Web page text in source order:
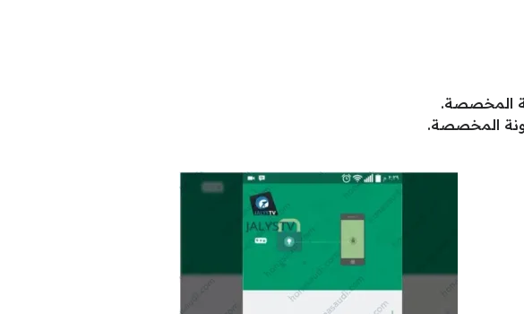
المخصصة.
المخصصة.